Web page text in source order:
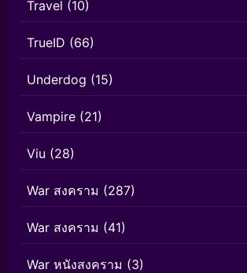
Travel (10)
TrueID (66)
Underdog (15)
Vampire (21)
Viu (28)
War สงคราม (287)
War สงคราม (41)
War หนังสงคราม (3)